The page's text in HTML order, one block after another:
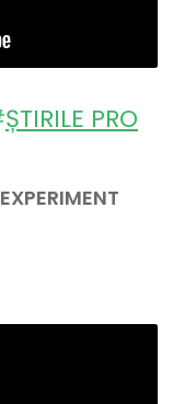
ȘTIRILE PRO